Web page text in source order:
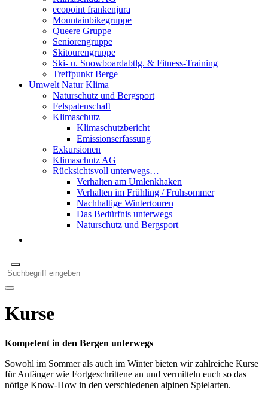
ecopoint frankenjura
Mountainbikegruppe
Queere Gruppe
Seniorengruppe
Skitourengruppe
Ski- u. Snowboardabtlg. & Fitness-Training
Treffpunkt Berge
Umwelt Natur Klima
Naturschutz und Bergsport
Felspatenschaft
Klimaschutz
Klimaschutzbericht
Emissionserfassung
Exkursionen
Klimaschutz AG
Rücksichtsvoll unterwegs…
Verhalten am Umlenkhaken
Verhalten im Frühling / Frühsommer
Nachhaltige Wintertouren
Das Bedürfnis unterwegs
Naturschutz und Bergsport
Kurse
Kompetent in den Bergen unterwegs
Sowohl im Sommer als auch im Winter bieten wir zahlreiche Kurse
für Anfänger wie Fortgeschrittene an und vermitteln euch so das
nötige Know-How in den verschiedenen alpinen Spielarten.